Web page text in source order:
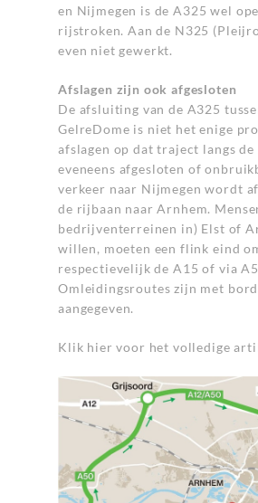
en Nijmegen is de A325 wel
rijstroken. Aan de N325
even niet gewerkt.
Afslagen zijn ook afgesloten
De afsluiting van de A325
GelreDome is niet het enige
afslagen op dat traject langs de
eveneens afgesloten of
verkeer naar Nijmegen wordt
de rijbaan naar Arnhem.
bedrijventerreinen in) Elst of
willen, moeten een flink eind
respectievelijk de A15 of via
Omleidingsroutes zijn met
aangegeven.
Klik hier voor het volledige